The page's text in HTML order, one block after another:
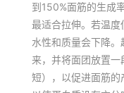
到150%面筋的生成
最适合拉伸。若温
水性和质量会下降
来，并将面团放置
短），以促进面筋